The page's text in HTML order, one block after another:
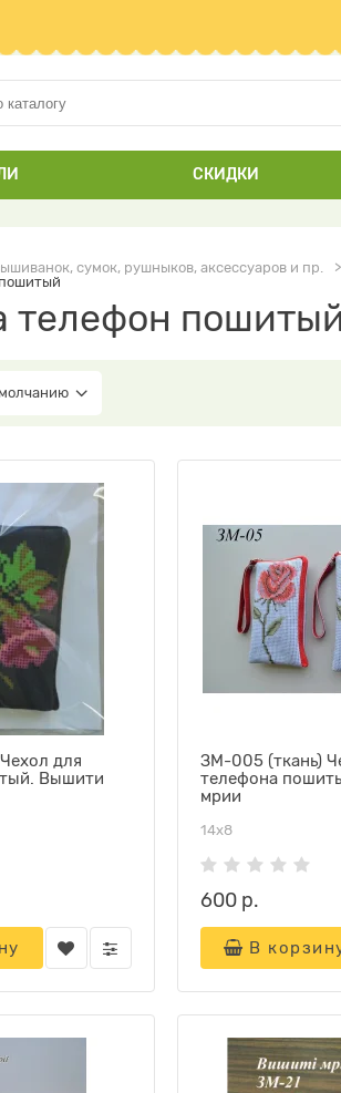
СКИДКИ
сумок, рушныков, аксессуаров и пр.
телефон
для
Вышити
ЗМ-005 (ткань)
телефона
мрии
14х8
600 р.
В